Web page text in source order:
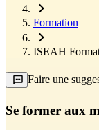
Formation
ISEAH
Faire une
Se former aux